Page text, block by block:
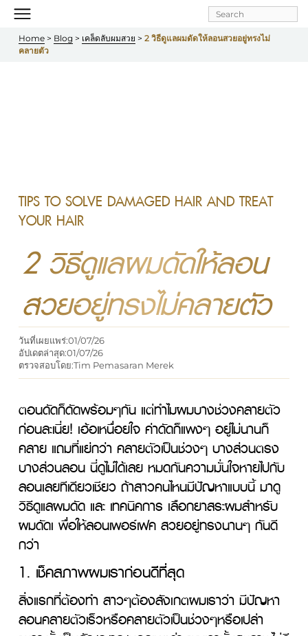
Skip to
content
Home > Blog > เคล็ดลับผมสวย > 2 วิธีดูแลผมดัดให้ลอนสวยอยู่ทรงไม่
คลายตัว
TIPS TO SOLVE DAMAGED HAIR AND TREAT
YOUR HAIR
2 วิธีดูแลผมดัดให้ลอน
สวยอยู่ทรงไม่คลายตัว
วันที่เผยแพร่:01/07/26
อัปเดตล่าสุด:01/07/26
ตรวจสอบโดย:Tim Pemasaran Merek
ตอนดัดก็ดัดพร้อมๆกัน แต่ทำไมผมบางช่วงคลายตัว
ก่อนละเนี่ย! เฮ้อเหนื่อยใจ ค่าดัดก็แพงๆ อยู่ไม่นานก็
คลาย แถมที่แย่กว่า คลายตัวเป็นช่วงๆ บางส่วนตรง
บางส่วนลอน นี่ดูไม่ได้เลย หมดกันความมั่นใจหายไปกับ
ลอนเลยทีเดียวเชียว ถ้าสาวคนไหนมีปัญหาแบบนี้ มาดู
วิธีดูแลผมดัด และ เทคนิคการ เลือกยาสระผมสำหรับ
ผมดัดเ พื่อให้ลอนเพอร์เฟค สวยอยู่ทรงนานๆ กันดี
กว่า
1. เช็คสภาพผมเราก่อนดีที่สุด
สิ่งแรกที่ต้องทำ สาวๆต้องสังเกตผมเราว่า มีปัญหา
ลอนคลายตัวเร็วหรือคลายตัวเป็นช่วงๆหรือเปล่า